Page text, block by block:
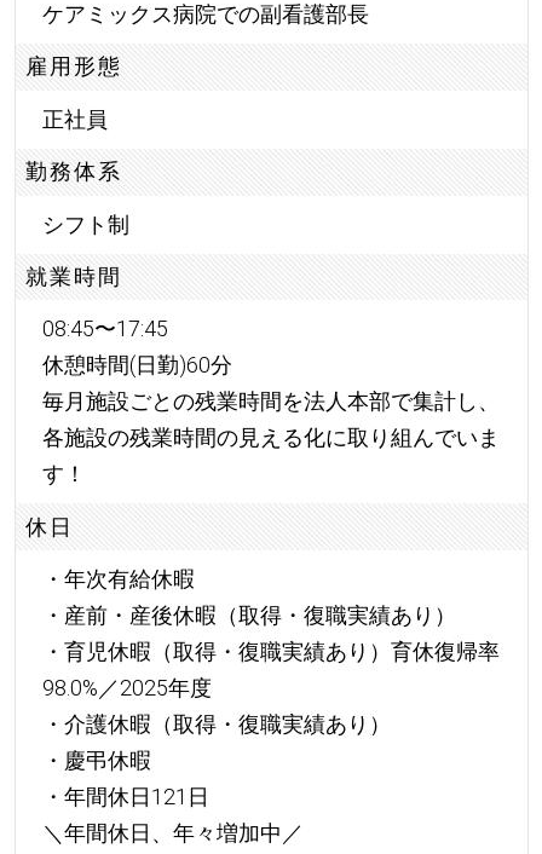
ケアミックス病院での副看護部長
雇用形態
正社員
勤務体系
シフト制
就業時間
08:45〜17:45
休憩時間(日勤)60分
毎月施設ごとの残業時間を法人本部で集計し、
各施設の残業時間の見える化に取り組んでいま
す！
休日
・年次有給休暇
・産前・産後休暇（取得・復職実績あり）
・育児休暇（取得・復職実績あり）育休復帰率
98.0%／2025年度
・介護休暇（取得・復職実績あり）
・慶弔休暇
・年間休日121日
＼年間休日、年々増加中／